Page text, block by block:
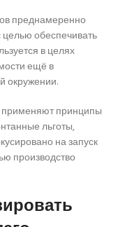
преднамеренно
обеспечивать
в целях
ещё в
окружении.
применяют принципы
льготы,
на запуск
производство